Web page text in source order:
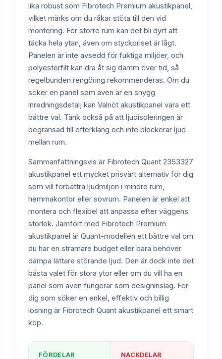
lika robust som Fibrotech Premium akustikpanel,
vilket märks om du råkar stöta till den vid
montering. För större rum kan det bli dyrt att
täcka hela ytan, även om styckpriset är lågt.
Panelen är inte avsedd för fuktiga miljöer, och
polyesterfilt kan dra åt sig damm över tid, så
regelbunden rengöring rekommenderas. Om du
söker en panel som även är en snygg
inredningsdetalj kan Valnöt akustikpanel vara ett
bättre val. Tänk också på att ljudisoleringen är
begränsad till efterklang och inte blockerar ljud
mellan rum.
Sammanfattningsvis är Fibrotech Quant 2353327
akustikpanel ett mycket prisvärt alternativ för dig
som vill förbättra ljudmiljön i mindre rum,
hemmakontor eller sovrum. Panelen är enkel att
montera och flexibel att anpassa efter väggens
storlek. Jämfört med Fibrotech Premium
akustikpanel är Quant-modellen ett bättre val om
du har en stramare budget eller bara behöver
dämpa lättare störande ljud. Den är dock inte det
bästa valet för stora ytor eller om du vill ha en
panel som även fungerar som designinslag. För
dig som söker en enkel, effektiv och billig
lösning är Fibrotech Quant akustikpanel ett smart
köp.
FÖRDELAR NACKDELAR